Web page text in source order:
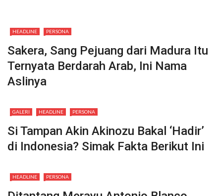
HEADLINE PERSONA
Sakera, Sang Pejuang dari Madura Itu
Ternyata Berdarah Arab, Ini Nama
Aslinya
GALERI HEADLINE PERSONA
Si Tampan Akin Akinozu Bakal ‘Hadir’
di Indonesia? Simak Fakta Berikut Ini
HEADLINE PERSONA